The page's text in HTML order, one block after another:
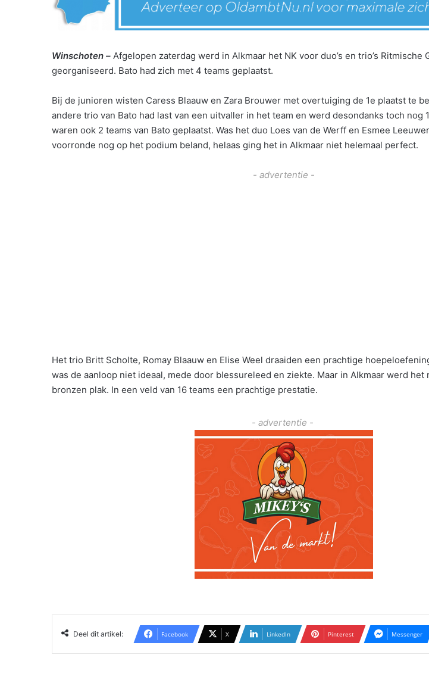
Winschoten – Afgelopen zaterdag werd in Alkmaar het NK voor duo’s en trio’s Ritmische
georganiseerd. Bato had zich met 4 teams geplaatst.
Bij de junioren wisten Caress Blaauw en Zara Brouwer met overtuiging de 1e plaatst te
andere trio van Bato had last van een uitvaller in het team en werd desondanks toch nog
waren ook 2 teams van Bato geplaatst. Was het duo Loes van de Werff en Esmee
voorronde nog op het podium beland, helaas ging het in Alkmaar niet helemaal perfect.
- advertentie -
Het trio Britt Scholte, Romay Blaauw en Elise Weel draaiden een prachtige
was de aanloop niet ideaal, mede door blessureleed en ziekte. Maar in Alkmaar werd het
bronzen plak. In een veld van 16 teams een prachtige prestatie.
- advertentie -
Deel dit artikel: Facebook X LinkedIn Pinterest Messenger